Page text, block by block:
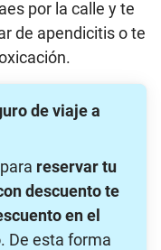
por la calle y te
de apendicitis o te
de viaje a
reservar tu
descuento te
en el
. De esta forma